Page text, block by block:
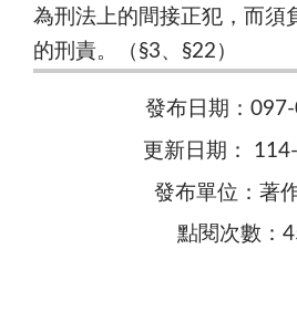
為刑法上的間接正犯，而須
的刑責。（§3、§22）
發布日期：
更新日期：
發布單位：著
點閱次數：